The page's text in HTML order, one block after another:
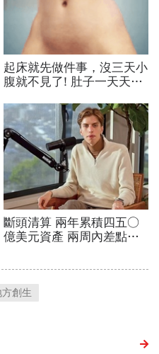
方創生